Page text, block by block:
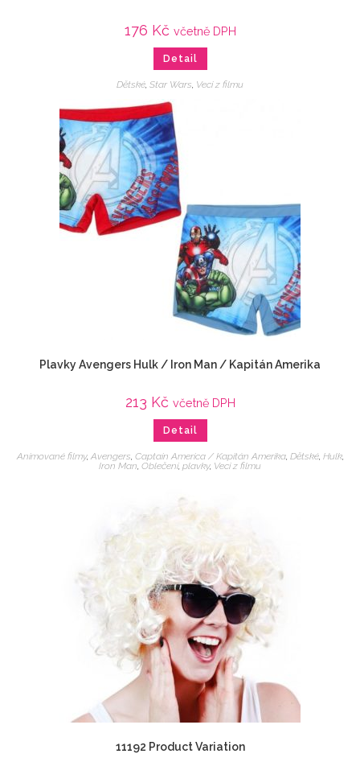
176 Kč včetně DPH
Detail
Dětské, Star Wars, Veci z filmu
Plavky Avengers Hulk / Iron Man / Kapitán Amerika
213 Kč včetně DPH
Detail
Animované filmy, Avengers, Captain America / Kapitán Amerika, Dětské, Hulk,
Iron Man, Oblečení, plavky, Veci z filmu
11192 Product Variation